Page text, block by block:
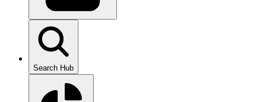
Search Hub